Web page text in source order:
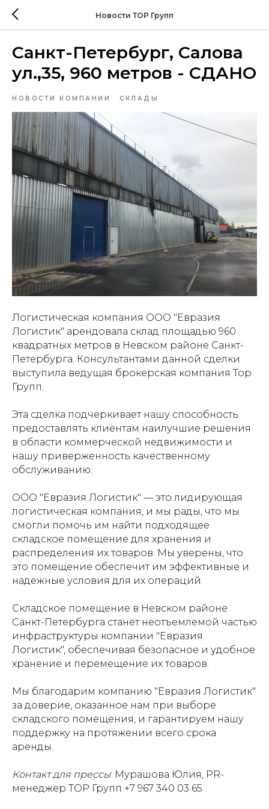
Новости ТОР Групп
Санкт-Петербург, Салова
ул.,35, 960 метров - СДАНО
НОВОСТИ КОМПАНИИ СКЛАДЫ
Логистическая компания ООО "Евразия
Логистик" арендовала склад площадью 960
квадратных метров в Невском районе Санкт-
Петербурга. Консультантами данной сделки
выступила ведущая брокерская компания Тор
Групп.
Эта сделка подчеркивает нашу способность
предоставлять клиентам наилучшие решения
в области коммерческой недвижимости и
нашу приверженность качественному
обслуживанию.
ООО "Евразия Логистик" — это лидирующая
логистическая компания, и мы рады, что мы
смогли помочь им найти подходящее
складское помещение для хранения и
распределения их товаров. Мы уверены, что
это помещение обеспечит им эффективные и
надежные условия для их операций.
Складское помещение в Невском районе
Санкт-Петербурга станет неотъемлемой частью
инфраструктуры компании "Евразия
Логистик", обеспечивая безопасное и удобное
хранение и перемещение их товаров.
Мы благодарим компанию "Евразия Логистик"
за доверие, оказанное нам при выборе
складского помещения, и гарантируем нашу
поддержку на протяжении всего срока
аренды.
Контакт для прессы: Мурашова Юлия, PR-
менеджер ТОР Групп +7 967 340 03 65